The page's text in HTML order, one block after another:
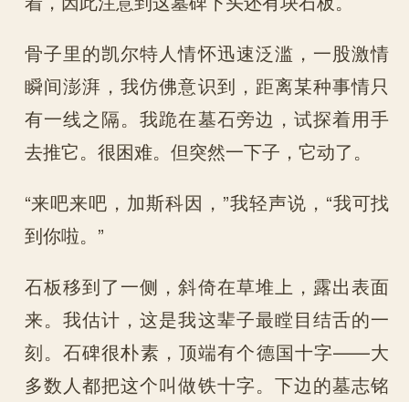
骨子里的凯尔特人情怀迅速泛滥，一股激情
瞬间澎湃，我仿佛意识到，距离某种事情只
有一线之隔。我跪在墓石旁边，试探着用手
去推它。很困难。但突然一下子，它动了。
“来吧来吧，加斯科因，”我轻声说，“我可找
到你啦。”
石板移到了一侧，斜倚在草堆上，露出表面
来。我估计，这是我这辈子最瞠目结舌的一
刻。石碑很朴素，顶端有个德国十字——大
多数人都把这个叫做铁十字。下边的墓志铭